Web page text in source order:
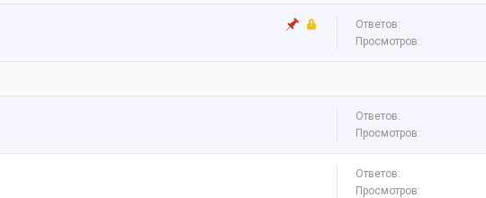
Ответов:
Просмотров:
Ответов:
Просмотров:
Ответов:
Просмотров: